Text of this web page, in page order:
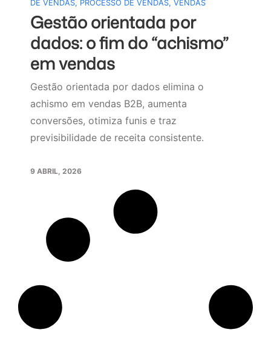
DE VENDAS, PROCESSO DE VENDAS, VENDAS
Gestão orientada por
dados: o fim do “achismo”
em vendas
Gestão orientada por dados elimina o
achismo em vendas B2B, aumenta
conversões, otimiza funis e traz
previsibilidade de receita consistente.
9 ABRIL, 2026